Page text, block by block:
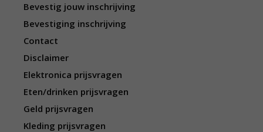
Bevestig jouw inschrijving
Bevestiging inschrijving
Contact
Disclaimer
Elektronica prijsvragen
Eten/drinken prijsvragen
Geld prijsvragen
Kleding prijsvragen